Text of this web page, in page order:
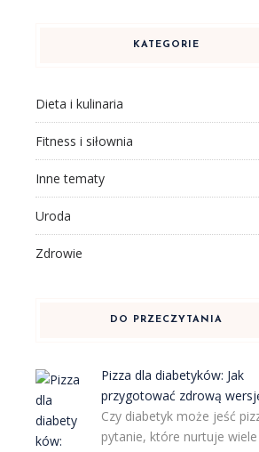
KATEGORIE
Dieta i kulinaria
Fitness i siłownia
Inne tematy
Uroda
Zdrowie
DO PRZECZYTANIA
Pizza dla diabetyków: Jak
przygotować zdrową
Czy diabetyk może jeść
pytanie, które nurtuje